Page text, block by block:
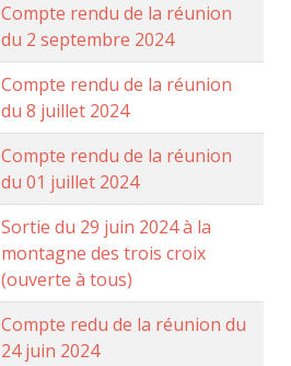
Compte rendu de la réunion
du 2 septembre 2024
Compte rendu de la réunion
du 8 juillet 2024
Compte rendu de la réunion
du 01 juillet 2024
Sortie du 29 juin 2024 à la
montagne des trois croix
(ouverte à tous)
Compte redu de la réunion du
24 juin 2024